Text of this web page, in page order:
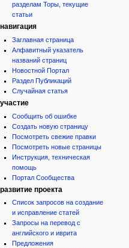
разделам Торы, текущие
статьи
навигация
Заглавная страница
Алфавитный указатель
названий страниц
Новостной Портал
Раздел Публикаций
Случайная статья
участие
Сообщить об ошибке
Создать новую страницу
Посмотреть свежие правки
Посмотреть новые страницы
Инструкция, техническая
помощь
Портал Сообщества
развитие проекта
Список запросов на создание
и исправление статей
Запросы на перевод с
английского и иврита
Предложения